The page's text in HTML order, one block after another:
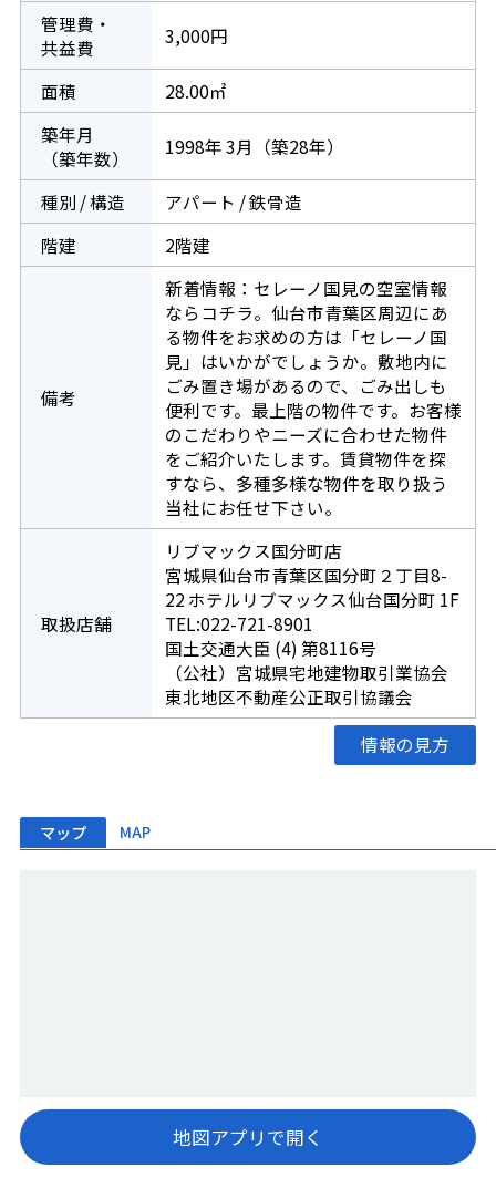
管理費・
共益費
3,000円
面積
28.00㎡
築年月
（築年数）
1998年 3月（築28年）
種別 / 構造
アパート / 鉄骨造
階建
2階建
備考
新着情報：セレーノ国見の空室情報
ならコチラ。仙台市青葉区周辺にあ
る物件をお求めの方は「セレーノ国
見」はいかがでしょうか。敷地内に
ごみ置き場があるので、ごみ出しも
便利です。最上階の物件です。お客様
のこだわりやニーズに合わせた物件
をご紹介いたします。賃貸物件を探
すなら、多種多様な物件を取り扱う
当社にお任せ下さい。
取扱店舗
リブマックス国分町店
宮城県仙台市青葉区国分町２丁目8-
22 ホテルリブマックス仙台国分町 1F
TEL:022-721-8901
国土交通大臣 (4) 第8116号
（公社）宮城県宅地建物取引業協会
東北地区不動産公正取引協議会
情報の見方
マップ MAP
地図アプリで開く